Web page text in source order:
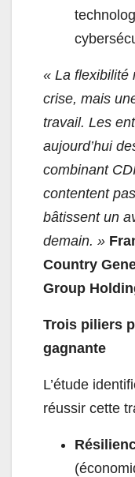
« La flexibilité
crise, mais
travail. Les
aujourd’hui
combinant
contentent
bâtissent un
demain. »
Country
Group
Trois piliers
gagnante
L’étude
réussir cette